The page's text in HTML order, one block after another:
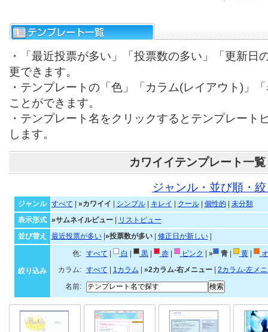
・「最近投票が多い」「投票数の多い」「更新日
更できます。
・テンプレートの「色」「カラム(レイアウト)」
ことができます。
・テンプレート名をクリックするとテンプレート
します。
カワイイテンプレート一覧
ジャンル・並び順・
ジャンル すべて »カワイイ シンプル| キレイ クール| 個性的
未分類
表示形式
»サムネイルビュー|
リストビュー
並び替え
最近投票が多い| »投票数が多い| 修正日が新しい|
絞り込み
色: すべて 白 黒| 赤| ピンク » 青| 黄|
カラム:
すべて 1カラム »2カラム-右メニュー| 2カラム-左メ
名前: